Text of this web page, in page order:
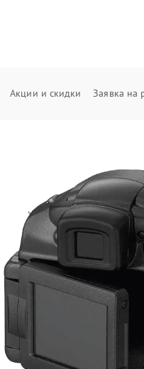
Акции и скидки Заявка на